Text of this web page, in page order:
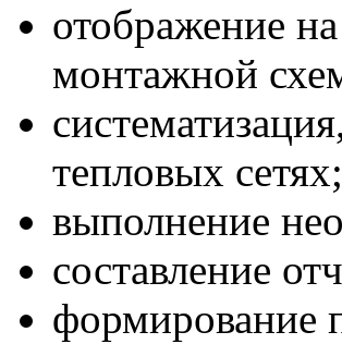
отображение
монтажной
тепловых сетях;
выполнение
составление
формирование